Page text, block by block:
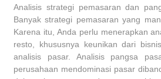
Analisis strategi pemasaran dan
Banyak strategi pemasaran yang
Karena itu, Anda perlu menerapkan
resto, khususnya keunikan dari
analisis pasar. Analisis pangsa
perusahaan mendominasi pasar